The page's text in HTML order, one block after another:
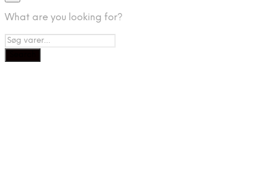
What are you looking for?